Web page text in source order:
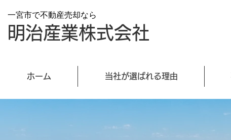
一宮市で不動産売却なら
明治産業株式会社
ホーム 当社が選ばれる理由